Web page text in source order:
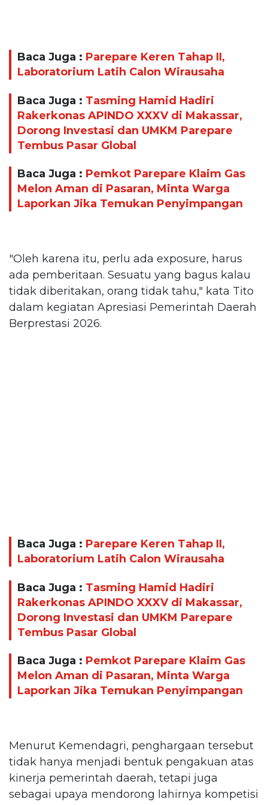
Baca Juga : Parepare Keren Tahap II,
Laboratorium Latih Calon Wirausaha
Baca Juga : Tasming Hamid Hadiri
Rakerkonas APINDO XXXV di Makassar,
Dorong Investasi dan UMKM Parepare
Tembus Pasar Global
Baca Juga : Pemkot Parepare Klaim Gas
Melon Aman di Pasaran, Minta Warga
Laporkan Jika Temukan Penyimpangan
"Oleh karena itu, perlu ada exposure, harus
ada pemberitaan. Sesuatu yang bagus kalau
tidak diberitakan, orang tidak tahu," kata Tito
dalam kegiatan Apresiasi Pemerintah Daerah
Berprestasi 2026.
Baca Juga : Parepare Keren Tahap II,
Laboratorium Latih Calon Wirausaha
Baca Juga : Tasming Hamid Hadiri
Rakerkonas APINDO XXXV di Makassar,
Dorong Investasi dan UMKM Parepare
Tembus Pasar Global
Baca Juga : Pemkot Parepare Klaim Gas
Melon Aman di Pasaran, Minta Warga
Laporkan Jika Temukan Penyimpangan
Menurut Kemendagri, penghargaan tersebut
tidak hanya menjadi bentuk pengakuan atas
kinerja pemerintah daerah, tetapi juga
sebagai upaya mendorong lahirnya kompetisi